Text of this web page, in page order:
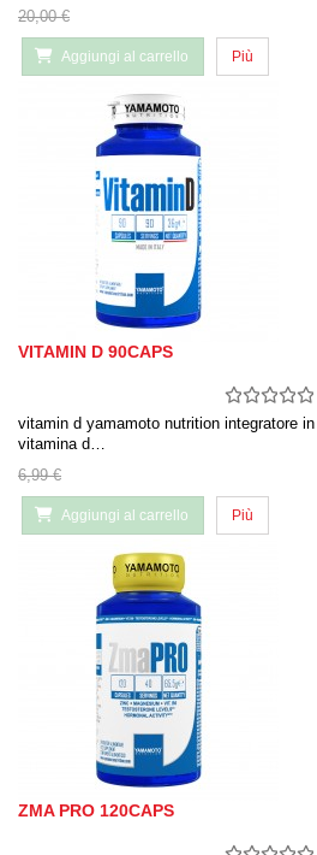
20,00 €
Aggiungi al carrello Più
VITAMIN D 90CAPS
vitamin d yamamoto nutrition integratore
vitamina d…
6,99 €
Aggiungi al carrello Più
ZMA PRO 120CAPS